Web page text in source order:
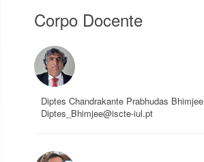
Corpo Docente
Diptes Chandrakante Prabhudas Bhimjee
Diptes_Bhimjee@iscte-iul.pt